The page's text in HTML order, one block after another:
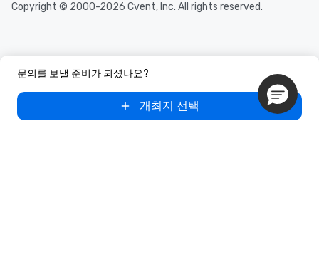
문의를 보낼 준비가 되셨나요?
개최지 선택
Copyright © 2000-2026 Cvent, Inc. All rights reserved.